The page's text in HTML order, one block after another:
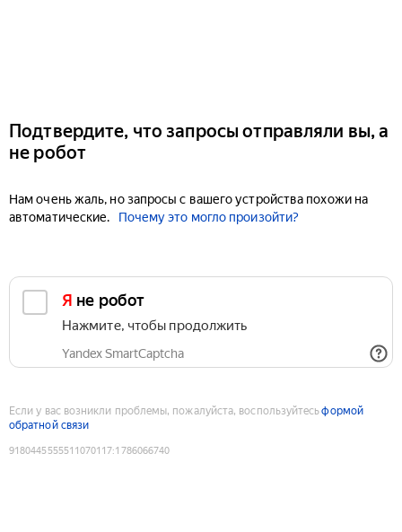
Подтвердите, что запросы отправляли вы, а
не робот
Нам очень жаль, но запросы с вашего устройства похожи на
автоматические.
Почему это могло произойти?
Я не робот
Нажмите, чтобы продолжить
Yandex SmartCaptcha
Если у вас возникли проблемы, пожалуйста, воспользуйтесьформой
обратной связи
9180445555511070117:1786066740